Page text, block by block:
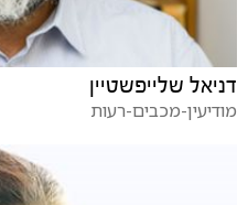
דניאל שלייפשטיין
מודיעין-מכבים-רעות